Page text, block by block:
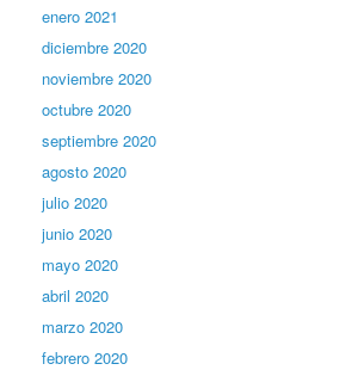
enero 2021
diciembre 2020
noviembre 2020
octubre 2020
septiembre 2020
agosto 2020
julio 2020
junio 2020
mayo 2020
abril 2020
marzo 2020
febrero 2020